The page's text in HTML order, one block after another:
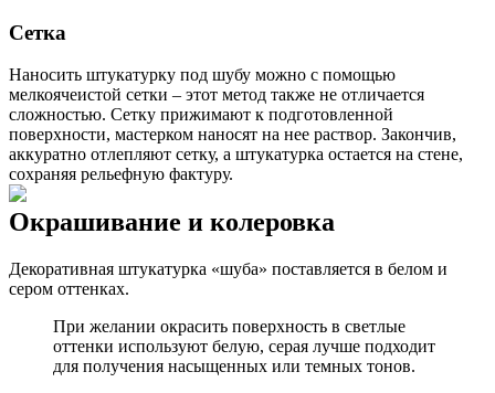
Сетка
Наносить штукатурку под шубу можно с помощью
мелкоячеистой сетки – этот метод также не отличается
сложностью. Сетку прижимают к подготовленной
поверхности, мастерком наносят на нее раствор. Закончив,
аккуратно отлепляют сетку, а штукатурка остается на стене,
сохраняя рельефную фактуру.
Окрашивание и колеровка
Декоративная штукатурка «шуба» поставляется в белом и
сером оттенках.
При желании окрасить поверхность в светлые
оттенки используют белую, серая лучше подходит
для получения насыщенных или темных тонов.